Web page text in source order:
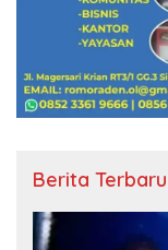
Berita Terbaru